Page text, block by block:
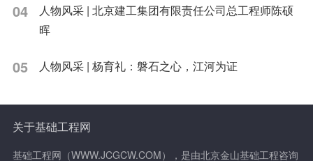
04
人物风采 | 北京建工集团有限责任公司总工程师陈硕
晖
05 人物风采 | 杨育礼：磐石之心，江河为证
关于基础工程网
基础工程网（WWW.JCGCW.COM），是由北京金山基础工程咨询